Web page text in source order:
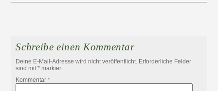
Schreibe einen Kommentar
Deine E-Mail-Adresse wird nicht veröffentlicht. Erforderliche Felder
sind mit* markiert
Kommentar*